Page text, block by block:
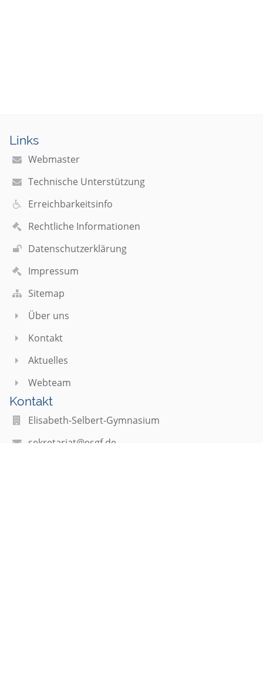
Links
Webmaster
Technische Unterstützung
Erreichbarkeitsinfo
Rechtliche Informationen
Datenschutzerklärung
Impressum
Sitemap
Über uns
Kontakt
Aktuelles
Webteam
Kontakt
Elisabeth-Selbert-Gymnasium
sekretariat@esgf.de